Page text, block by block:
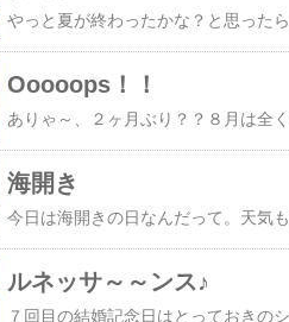
Ooooops！！
海開き
ルネッサ～～ンス♪